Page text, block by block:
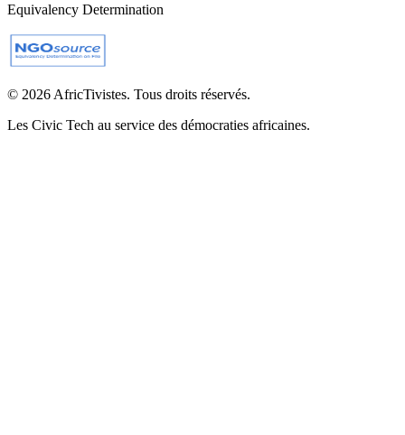
Equivalency Determination
© 2026 AfricTivistes. Tous droits réservés.
Les Civic Tech au service des démocraties africaines.